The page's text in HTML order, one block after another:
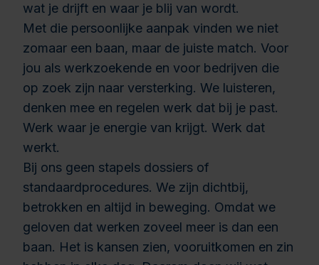
wat je drijft en waar je blij van wordt.
Met die persoonlijke aanpak vinden we niet
zomaar een baan, maar de juiste match. Voor
jou als werkzoekende en voor bedrijven die
op zoek zijn naar versterking. We luisteren,
denken mee en regelen werk dat bij je past.
Werk waar je energie van krijgt. Werk dat
werkt.
Bij ons geen stapels dossiers of
standaardprocedures. We zijn dichtbij,
betrokken en altijd in beweging. Omdat we
geloven dat werken zoveel meer is dan een
baan. Het is kansen zien, vooruitkomen en zin